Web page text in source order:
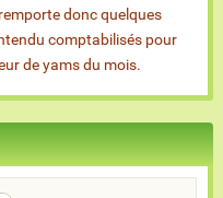
donc quelques
comptabilisés pour
de yams du mois.